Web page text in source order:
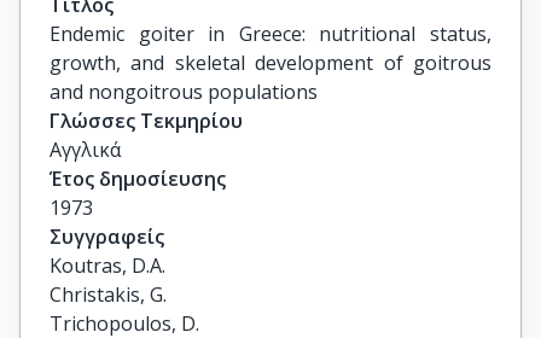
Endemic goiter in Greece: nutritional status,
growth, and skeletal development of goitrous
and nongoitrous populations
Γλώσσες Τεκμηρίου
Αγγλικά
Έτος δημοσίευσης
1973
Συγγραφείς
Koutras, D.A.
Christakis, G.
Trichopoulos, D.